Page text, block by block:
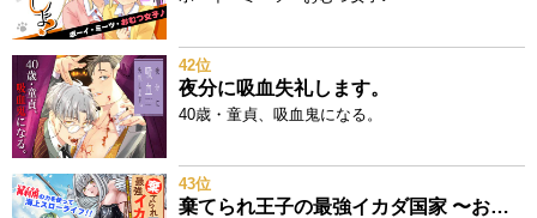
42位
夜分に吸血失礼します。
40歳・童貞、吸血鬼になる。
43位
棄てられ王子の最強イカダ国家 〜お前はゴミだと追放されたので、無駄スキル【リサイクル】を使ってゴミ扱いされたモノたちで海上都市を築きます〜